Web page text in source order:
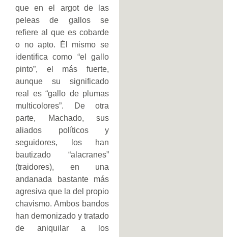
que en el argot de las
peleas de gallos se
refiere al que es cobarde
o no apto. Él mismo se
identifica como “el gallo
pinto”, el más fuerte,
aunque su significado
real es “gallo de plumas
multicolores”. De otra
parte, Machado, sus
aliados políticos y
seguidores, los han
bautizado “alacranes”
(traidores), en una
andanada bastante más
agresiva que la del propio
chavismo. Ambos bandos
han demonizado y tratado
de aniquilar a los